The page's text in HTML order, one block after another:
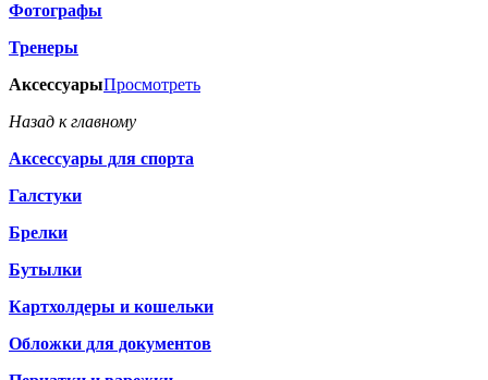
Фотографы
Тренеры
АксессуарыПросмотреть
Назад к главному
Аксессуары для спорта
Галстуки
Брелки
Бутылки
Картхолдеры и кошельки
Обложки для документов